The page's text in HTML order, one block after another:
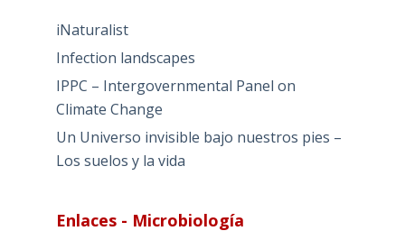
iNaturalist
Infection landscapes
IPPC – Intergovernmental Panel on
Climate Change
Un Universo invisible bajo nuestros pies –
Los suelos y la vida
Enlaces - Microbiología